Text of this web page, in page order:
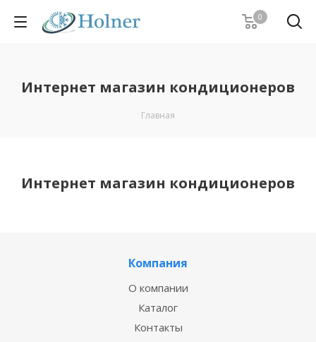
0
Интернет магазин кондиционеров
Главная
Интернет магазин кондиционеров
Компания
О компании
Каталог
Контакты